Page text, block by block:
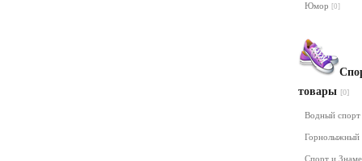
Юмор [0]
товары [0]
Водный спорт
Горнолыжный
Спорт и